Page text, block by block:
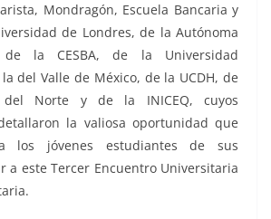
Mondragón, Escuela Bancaria y
de Londres, de la Autónoma
la CESBA, de la Universidad
del Valle de México, de la UCDH, de
del Norte y de la INICEQ, cuyos
la valiosa oportunidad que
los jóvenes estudiantes de sus
a este Tercer Encuentro Universitaria